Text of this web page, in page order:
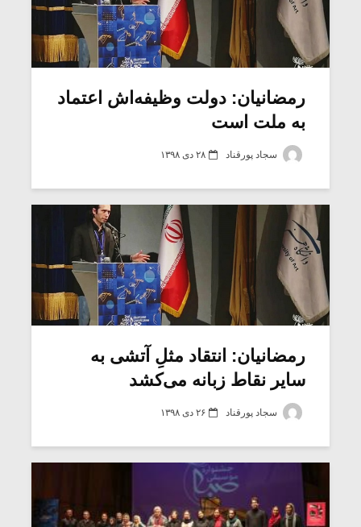
رمضانیان: دولت وظیفه‌اش اعتماد
به ملت است
سجاد پورقناد ۲۸ دی ۱۳۹۸
رمضانیان: انتقاد مثلِ آتشی به
سایر نقاط زبانه می‌کشد
سجاد پورقناد ۲۶ دی ۱۳۹۸
میکلوش روژا
یادداشتی بر موسیقی
شیش و نیم»
اگر نمی توانی
مشهورترین باشی،
بدنام ترین باش
موریس ژار